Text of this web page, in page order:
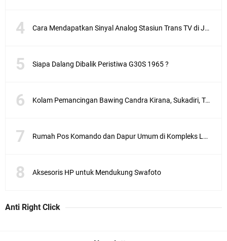
Cara Mendapatkan Sinyal Analog Stasiun Trans TV di Jakarta
Siapa Dalang Dibalik Peristiwa G30S 1965 ?
Kolam Pemancingan Bawing Candra Kirana, Sukadiri, Tangerang
Rumah Pos Komando dan Dapur Umum di Kompleks Lubang Buaya Jakarta
Aksesoris HP untuk Mendukung Swafoto
Anti Right Click